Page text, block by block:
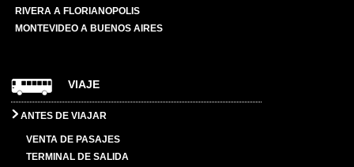
RIVERA A FLORIANOPOLIS
MONTEVIDEO A BUENOS AIRES
VIAJE
ANTES DE VIAJAR
VENTA DE PASAJES
TERMINAL DE SALIDA